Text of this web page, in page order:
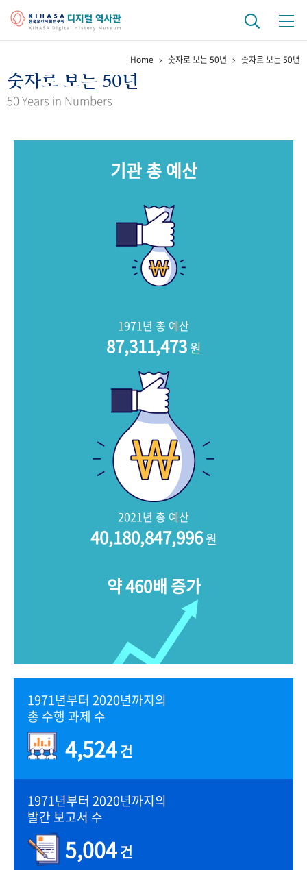
걸어온 길 기관 변천사 역대 기관장
키워드로 보는 연구 역사
문서 기록물 행정박물
Home 숫자로 보는 50년 숫자로 보는 50년
숫자로 보는 50년
50 Years in Numbers
기관 총 예산
1971년 총 예산
87,311,473원
2021년 총 예산
40,180,847,996원
약 460배 증가
1971년부터 2020년까지의
총 수행 과제 수
4,524건
1971년부터 2020년까지의
발간 보고서 수
5,004건